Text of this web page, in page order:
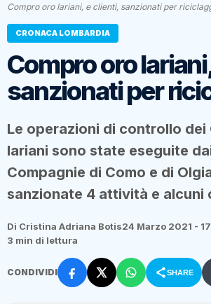
Compro oro lariani, e clienti, sanzionati per
CRONACA LOMBARDIA
Compro oro
sanzionati per
Le operazioni di controllo dei
lariani sono state eseguite
Compagnie di Como e di
sanzionate 4 attività e alcuni
Di Cristina Adriana Botis24 Marzo 2021 -
3 min di lettura
CONDIVIDI SHARE